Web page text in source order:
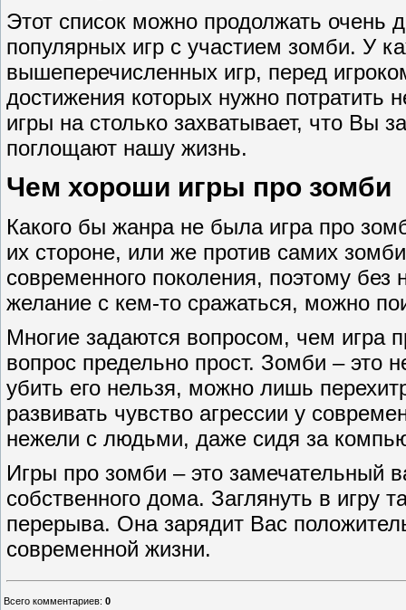
Этот список можно продолжать очень
популярных игр с участием зомби. У
вышеперечисленных игр, перед
достижения которых нужно
игры на столько захватывает, что Вы
поглощают нашу жизнь.
Чем хороши игры про зомби
Какого бы жанра не была игра про
их стороне, или же против самих
современного поколения, поэтому
желание с кем-то сражаться, можно
Многие задаются вопросом, чем игра
вопрос предельно прост. Зомби – это
убить его нельзя, можно лишь
развивать чувство агрессии у
нежели с людьми, даже сидя за
Игры про зомби – это замечательный
собственного дома. Заглянуть в игру
перерыва. Она зарядит Вас
современной жизни.
Всего комментариев: 0